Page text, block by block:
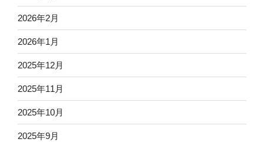
2026年2月
2026年1月
2025年12月
2025年11月
2025年10月
2025年9月